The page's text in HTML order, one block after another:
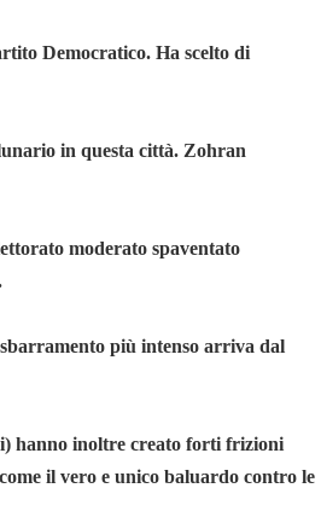
Democratico. Ha scelto di
in questa città. Zohran
moderato spaventato
più intenso arriva dal
hanno inoltre creato forti frizioni
il vero e unico baluardo contro le